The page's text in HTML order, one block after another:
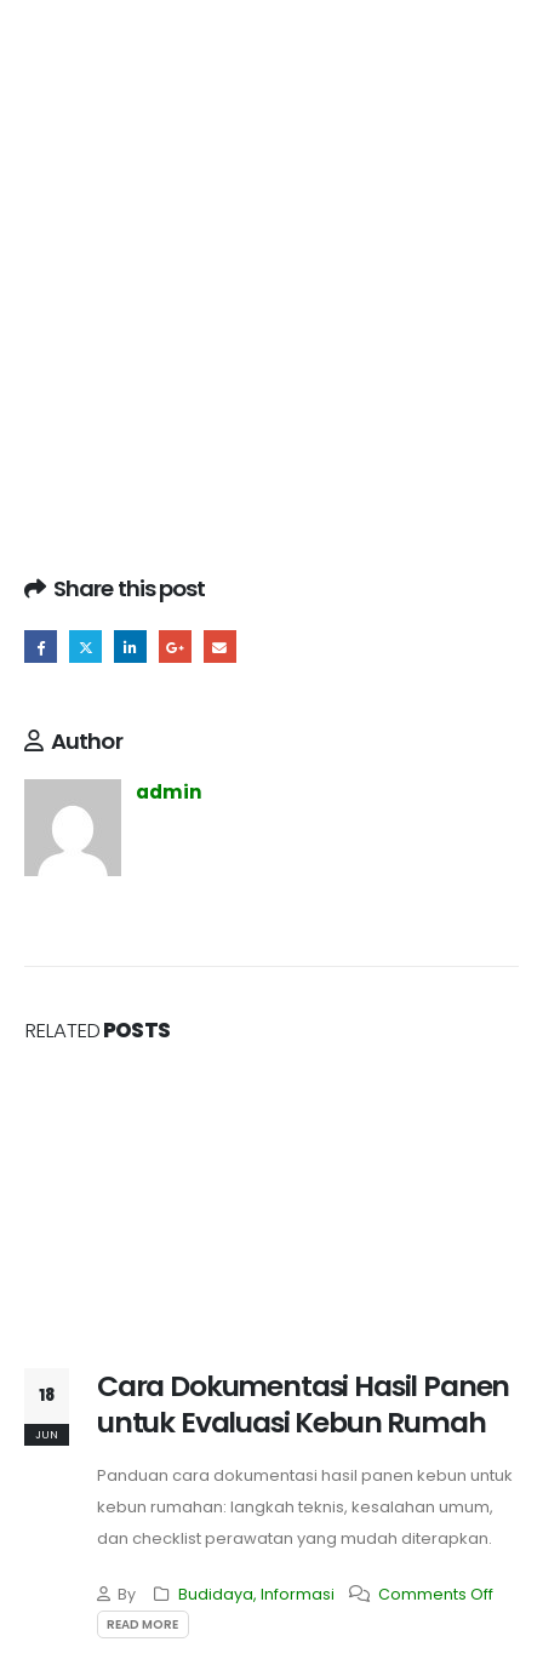
Share this post
Author
admin
RELATEDPOSTS
18
JUN
Cara Dokumentasi Hasil Panen
untuk Evaluasi Kebun Rumah
Panduan cara dokumentasi hasil panen kebun untuk
kebun rumahan: langkah teknis, kesalahan umum,
dan checklist perawatan yang mudah diterapkan.
By Budidaya, Informasi Comments Off
READ MORE